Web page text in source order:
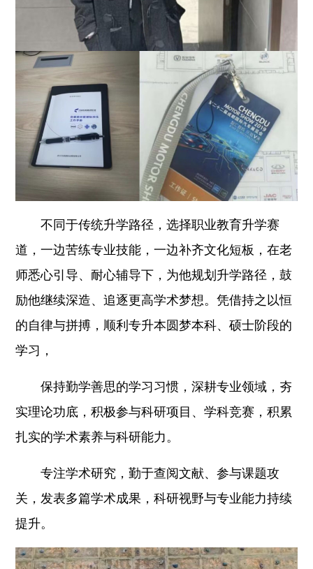
不同于传统升学路径，选择职业教育升学赛
道，一边苦练专业技能，一边补齐文化短板，在老
师悉心引导、耐心辅导下，为他规划升学路径，鼓
励他继续深造、追逐更高学术梦想。凭借持之以恒
的自律与拼搏，顺利专升本圆梦本科、硕士阶段的
学习，
保持勤学善思的学习习惯，深耕专业领域，夯
实理论功底，积极参与科研项目、学科竞赛，积累
扎实的学术素养与科研能力。
专注学术研究，勤于查阅文献、参与课题攻
关，发表多篇学术成果，科研视野与专业能力持续
提升。